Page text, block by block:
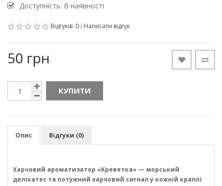
Доступність: В наявності
Відгуків: 0/ Написати відгук
50 грн
КУПИТИ
Опис Відгуки (0)
Харчовий ароматизатор «Креветка» — морський
делікатес та потужний харчовий сигнал у кожній краплі